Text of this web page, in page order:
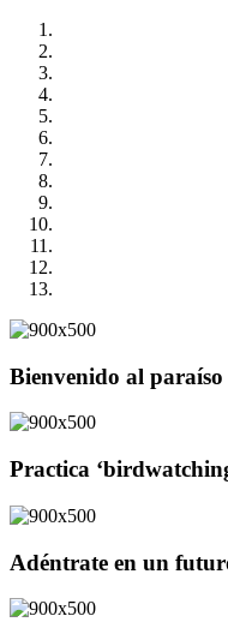
Bienvenido al
Practica
Adéntrate en un